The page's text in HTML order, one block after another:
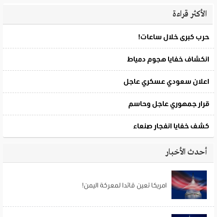
الأكثر قراءة
أحدث الأخبار
امريكا تعين قائدا لمعركة اليمن!